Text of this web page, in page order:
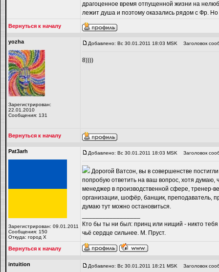
драгоценное время отпущенной жизни на
лежит душа и поэтому оказались рядом с Фр. Но
Вернуться к началу
yozha
Зарегистрирован:
22.01.2010
Сообщения: 131
Добавлено: Вс 30.01.2011 18:03 MSK Заголовок
8))))
Вернуться к началу
Pat3arh
Зарегистрирован: 09.01.2011
Сообщения: 150
Откуда: город Х
Добавлено: Вс 30.01.2011 18:03 MSK Заголовок
Дорогой Ватсон, вы в совершенстве
попробую ответить на ваш вопрос, хотя
менеджер в производственной сфере, тренер-
организации, шофёр, банщик, преподаватель,
думаю тут можно остановиться.
Кто бы ты ни был: принц или нищий - никто
чьё сердце сильнее. М. Пруст.
Вернуться к началу
intuition Добавлено: Вс 30.01.2011 18:21 MSK Заголовок